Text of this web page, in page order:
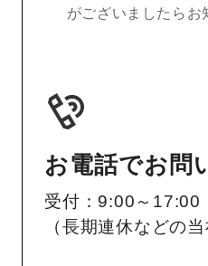
がございましたらお
お電話でお問
受付：9:00～17:00
（長期連休などの